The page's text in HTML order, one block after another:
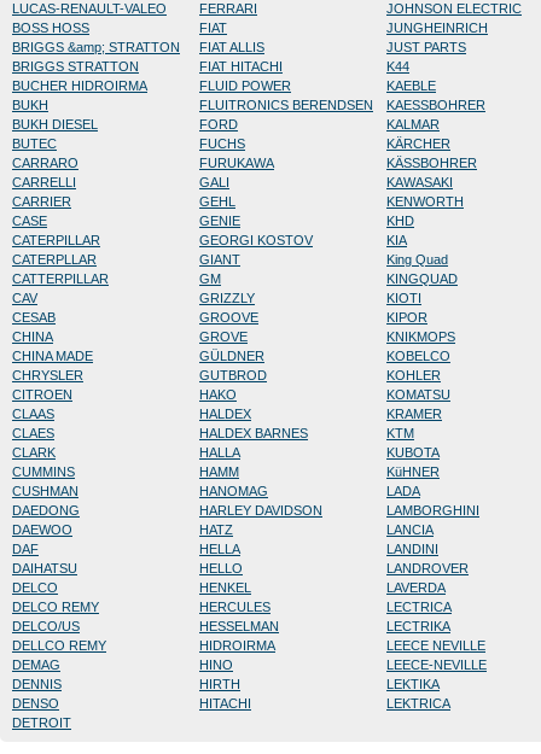
LUCAS-RENAULT-VALEO
BOSS HOSS
BRIGGS &amp; STRATTON
BRIGGS STRATTON
BUCHER HIDROIRMA
BUKH
BUKH DIESEL
BUTEC
CARRARO
CARRELLI
CARRIER
CASE
CATERPILLAR
CATERPLLAR
CATTERPILLAR
CAV
CESAB
CHINA
CHINA MADE
CHRYSLER
CITROEN
CLAAS
CLAES
CLARK
CUMMINS
CUSHMAN
DAEDONG
DAEWOO
DAF
DAIHATSU
DELCO
DELCO REMY
DELCO/US
DELLCO REMY
DEMAG
DENNIS
DENSO
DETROIT
FERRARI
FIAT
FIAT ALLIS
FIAT HITACHI
FLUID POWER
FLUITRONICS BERENDSEN
FORD
FUCHS
FURUKAWA
GALI
GEHL
GENIE
GEORGI KOSTOV
GIANT
GM
GRIZZLY
GROOVE
GROVE
GÜLDNER
GUTBROD
HAKO
HALDEX
HALDEX BARNES
HALLA
HAMM
HANOMAG
HARLEY DAVIDSON
HATZ
HELLA
HELLO
HENKEL
HERCULES
HESSELMAN
HIDROIRMA
HINO
HIRTH
HITACHI
JOHNSON ELECTRIC
JUNGHEINRICH
JUST PARTS
K44
KAEBLE
KAESSBOHRER
KALMAR
KÄRCHER
KÄSSBOHRER
KAWASAKI
KENWORTH
KHD
KIA
King Quad
KINGQUAD
KIOTI
KIPOR
KNIKMOPS
KOBELCO
KOHLER
KOMATSU
KRAMER
KTM
KUBOTA
KüHNER
LADA
LAMBORGHINI
LANCIA
LANDINI
LANDROVER
LAVERDA
LECTRICA
LECTRIKA
LEECE NEVILLE
LEECE-NEVILLE
LEKTIKA
LEKTRICA